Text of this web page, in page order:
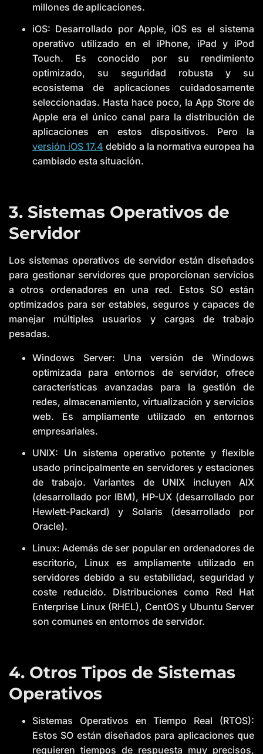
millones de aplicaciones.
iOS: Desarrollado por Apple, iOS es el sistema
operativo utilizado en el iPhone, iPad y iPod
Touch. Es conocido por su rendimiento
optimizado, su seguridad robusta y su
ecosistema de aplicaciones cuidadosamente
seleccionadas. Hasta hace poco, la App Store de
Apple era el único canal para la distribución de
aplicaciones en estos dispositivos. Pero la
versión iOS 17.4 debido a la normativa europea ha
cambiado esta situación.
3. Sistemas Operativos de
Servidor
Los sistemas operativos de servidor están diseñados
para gestionar servidores que proporcionan servicios
a otros ordenadores en una red. Estos SO están
optimizados para ser estables, seguros y capaces de
manejar múltiples usuarios y cargas de trabajo
pesadas.
Windows Server: Una versión de Windows
optimizada para entornos de servidor, ofrece
características avanzadas para la gestión de
redes, almacenamiento, virtualización y servicios
web. Es ampliamente utilizado en entornos
empresariales.
UNIX: Un sistema operativo potente y flexible
usado principalmente en servidores y estaciones
de trabajo. Variantes de UNIX incluyen AIX
(desarrollado por IBM), HP-UX (desarrollado por
Hewlett-Packard) y Solaris (desarrollado por
Oracle).
Linux: Además de ser popular en ordenadores de
escritorio, Linux es ampliamente utilizado en
servidores debido a su estabilidad, seguridad y
coste reducido. Distribuciones como Red Hat
Enterprise Linux (RHEL), CentOS y Ubuntu Server
son comunes en entornos de servidor.
4. Otros Tipos de Sistemas
Operativos
Sistemas Operativos en Tiempo Real (RTOS):
Estos SO están diseñados para aplicaciones que
requieren tiempos de respuesta muy precisos,